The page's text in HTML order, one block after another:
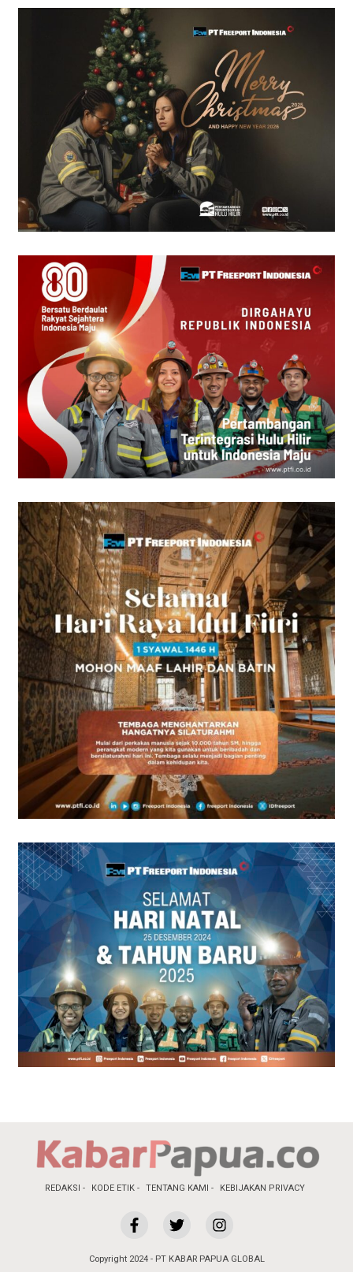
REDAKSI KODE ETIK TENTANG KAMI KEBIJAKAN PRIVACY
Copyright 2024 - PT KABAR PAPUA GLOBAL